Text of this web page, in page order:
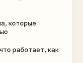
которые
работает, как